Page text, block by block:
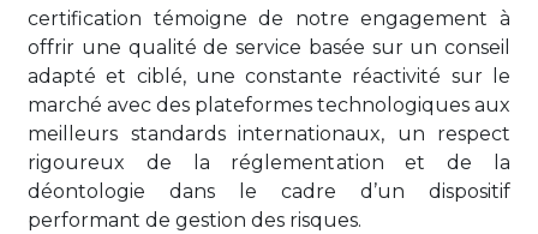
certification témoigne de notre engagement à
offrir une qualité de service basée sur un conseil
adapté et ciblé, une constante réactivité sur le
marché avec des plateformes technologiques aux
meilleurs standards internationaux, un respect
rigoureux de la réglementation et de la
déontologie dans le cadre d’un dispositif
performant de gestion des risques.